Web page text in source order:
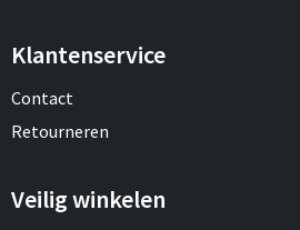
Klantenservice
Contact
Retourneren
Veilig winkelen